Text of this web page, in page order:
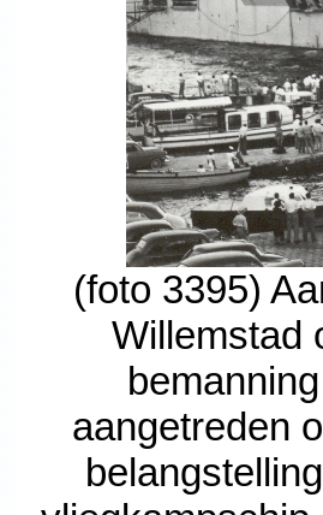
(foto 3395)
Willemstad
aangetreden